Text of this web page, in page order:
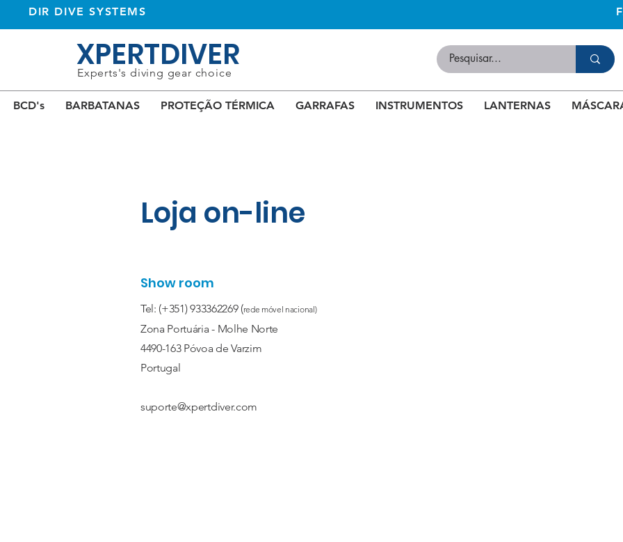
BCD's BARBATANAS PROTEÇÃO TÉRMICA GARRAFAS INSTRUMENTOS LANTERNAS
XPERTDIVER
Experts's diving gear choice
DIR DIVE SYSTEMS
Loja on-line
Show room
Tel: (+351) 933362269 (rede móvel nacional)
Zona Portuária - Molhe Norte
4490-163 Póvoa de Varzim
Portugal
suporte@xpertdiver.com